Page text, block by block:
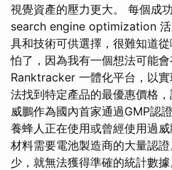
視覺資產的壓力更大。 每個成
search engine optimization 活
具和技術可供選擇，很難知道
怕了，因為我有一個想法可能
Ranktracker 一體化平台，以
法找到特定產品的最優惠價格，
威鵬作為國內首家通過GMP認
養蜂人正在使用或曾經使用過
材料需要電池製造商的大量認
少，就無法獲得準確的統計數